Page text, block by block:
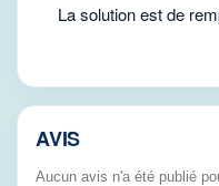
La solution est de
AVIS
Aucun avis n'a été publié